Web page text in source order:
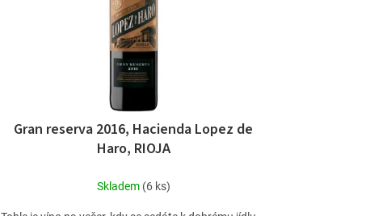
Gran reserva 2016, Hacienda Lopez de
Haro, RIOJA
Skladem (6 ks)